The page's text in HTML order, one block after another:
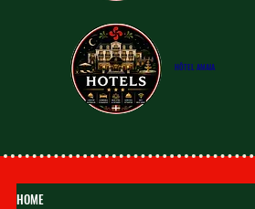
​HÔTELAMAIA
HOME